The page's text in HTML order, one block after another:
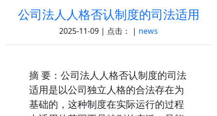
公司法人人格否认制度的司法适用
2025-11-09 | 点击： | news
摘 要：公司法人人格否认制度的司法
适用是以公司独立人格的合法存在为
基础的，这种制度在实际运行的过程